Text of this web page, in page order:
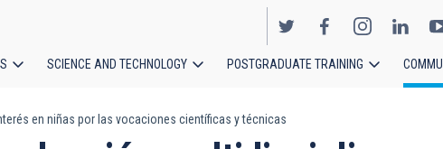
SCIENCE AND TECHNOLOGY POSTGRADUATE TRAINING
en niñas por las vocaciones científicas y técnicas